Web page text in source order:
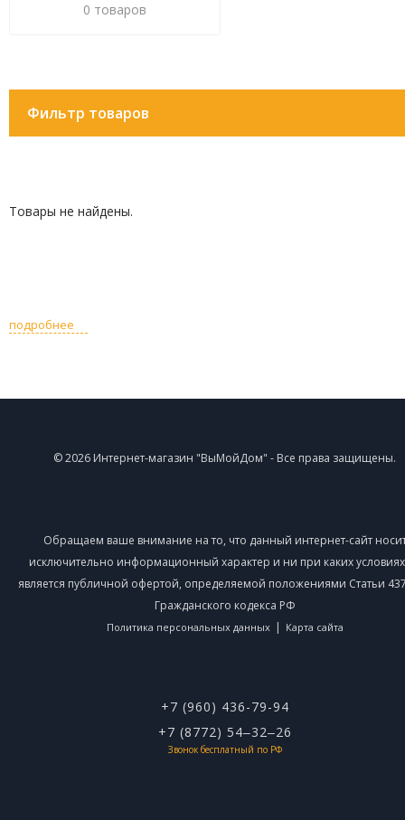
0 товаров
Фильтр товаров
Товары не найдены.
подробнее
© 2026 Интернет-магазин "ВыМойДом" - Все права защищены.
Обращаем ваше внимание на то, что данный интернет-сайт
исключительно информационный характер и ни при каких
является публичной офертой, определяемой положениями Статьи
Гражданского кодекса РФ
Политика персональных данных | Карта сайта
+7 (960) 436-79-94
+7 (8772) 54‒32‒26
Звонок бесплатный по РФ